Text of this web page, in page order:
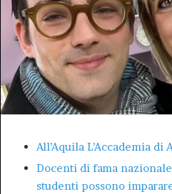
All’Aquila L’Accademia di
Docenti di fama
studenti possono